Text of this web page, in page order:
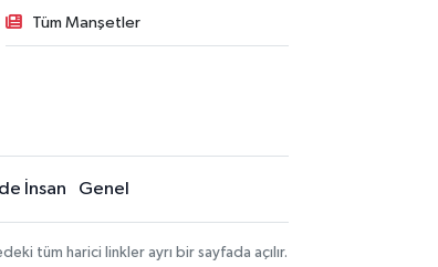
Tüm Manşetler
İnsan Genel
tüm harici linkler ayrı bir sayfada açılır.